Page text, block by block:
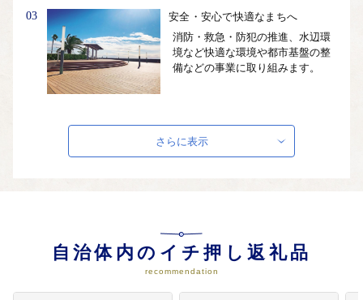
03
安全・安心で快適なまちへ
消防・救急・防犯の推進、水辺環
境など快適な環境や都市基盤の整
備などの事業に取り組みます。
多様な機能と交流が生み出す魅力
あふれるまちへ
特に指定しません（市長におまか
せ）
さらに表示
自治体内のイチ押し返礼品
recommendation